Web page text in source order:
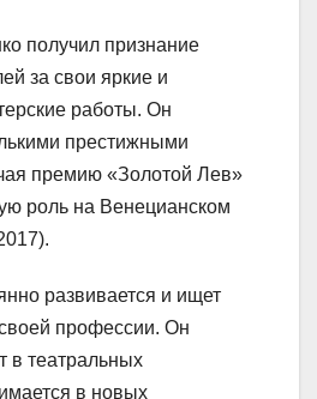
получил признание
за свои яркие и
работы. Он
престижными
премию «Золотой Лев»
роль на Венецианском
развивается и ищет
профессии. Он
в театральных
в новых